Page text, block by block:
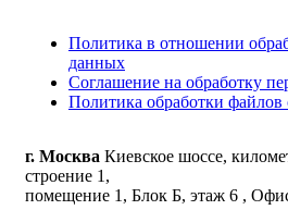
Политика в отношении
данных
Соглашение на обработку
Политика обработки файлов
г. Москва Киевское шоссе,
строение 1,
помещение 1, Блок Б, этаж 6 ,